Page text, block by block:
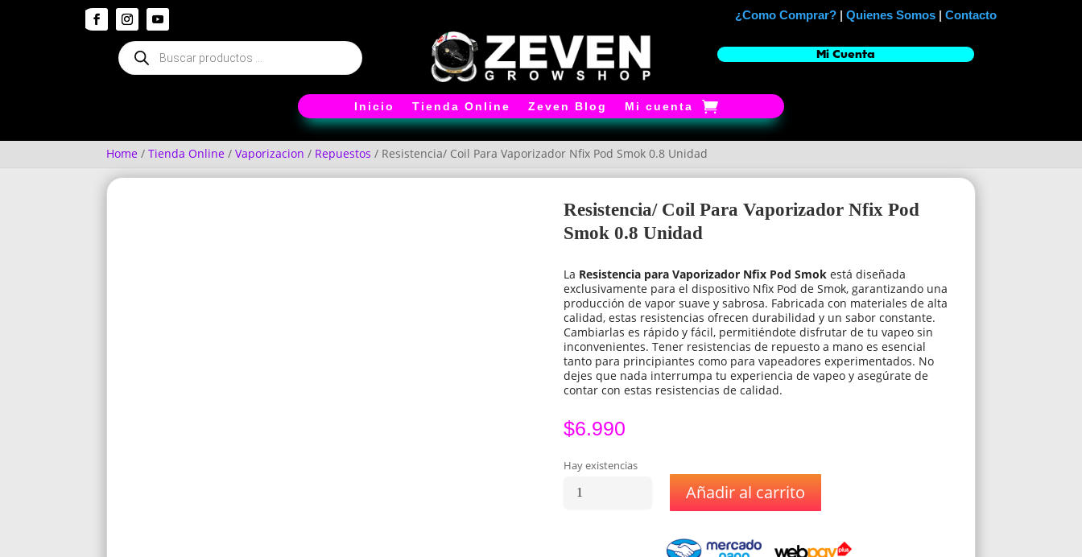
¿Como Comprar? |Quienes Somos |Contacto
Búsqueda
de
productos
Mi Cuenta
Inicio Tienda Online Zeven Blog Mi cuenta
Home / Tienda Online / Vaporizacion / Repuestos / Resistencia/ Coil Para Vaporizador Nfix Pod Smok 0.8 Unidad
Resistencia/ Coil Para Vaporizador Nfix Pod
Smok 0.8 Unidad
La Resistencia para Vaporizador Nfix Pod Smok está diseñada
exclusivamente para el dispositivo Nfix Pod de Smok, garantizando una
producción de vapor suave y sabrosa. Fabricada con materiales de alta
calidad, estas resistencias ofrecen durabilidad y un sabor constante.
Cambiarlas es rápido y fácil, permitiéndote disfrutar de tu vapeo sin
inconvenientes. Tener resistencias de repuesto a mano es esencial
tanto para principiantes como para vapeadores experimentados. No
dejes que nada interrumpa tu experiencia de vapeo y asegúrate de
contar con estas resistencias de calidad.
$6.990
Hay existencias
Resistencia/
Añadir al carrito